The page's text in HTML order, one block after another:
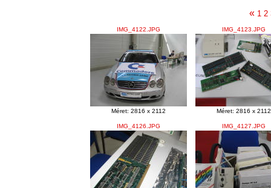
« 1 2
IMG_4122.JPG
Méret: 2816 x 2112
IMG_4123.JPG
Méret: 2816 x 2112
IMG_4126.JPG IMG_4127.JPG